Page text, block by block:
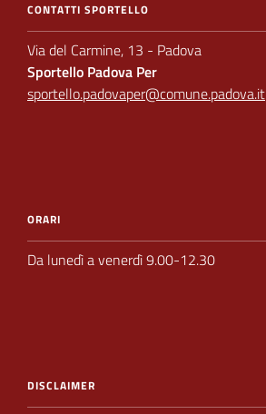
CONTATTI SPORTELLO
Via del Carmine, 13 - Padova
Sportello Padova Per
sportello.padovaper@comune.padova.it
ORARI
Da lunedì a venerdì 9.00-12.30
DISCLAIMER